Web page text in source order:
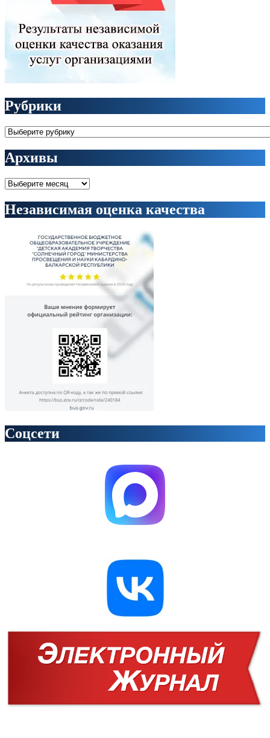
Рубрики
Рубрики
Архивы
Архивы
Независимая оценка качества
Соцсети